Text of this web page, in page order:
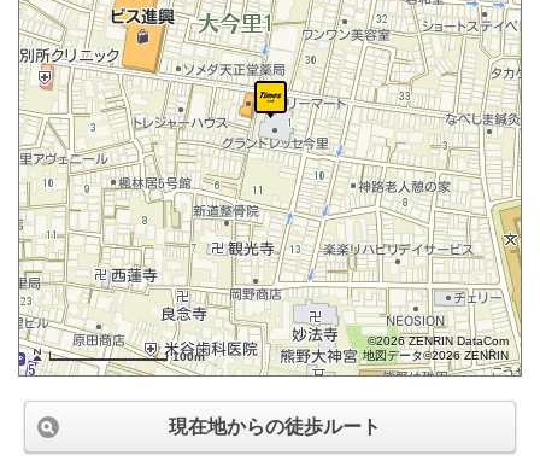
100m
©2026 ZENRIN DataCom
地図データ©2026 ZENRIN
現在地からの徒歩ルート